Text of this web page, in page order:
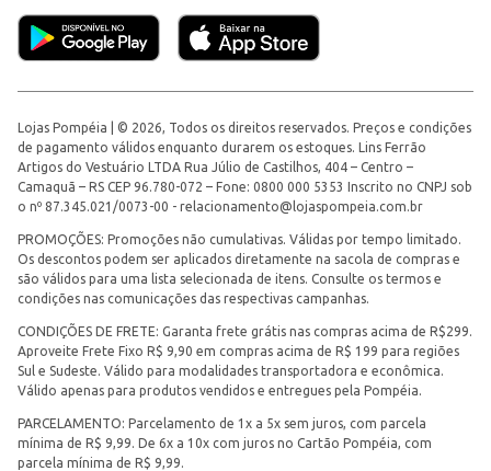
Lojas Pompéia | © 2026, Todos os direitos reservados. Preços e condições
de pagamento válidos enquanto durarem os estoques. Lins Ferrão
Artigos do Vestuário LTDA Rua Júlio de Castilhos, 404 – Centro –
Camaquã – RS CEP 96.780-072 – Fone: 0800 000 5353 Inscrito no CNPJ sob
o nº 87.345.021/0073-00 - relacionamento@lojaspompeia.com.br
PROMOÇÕES: Promoções não cumulativas. Válidas por tempo limitado.
Os descontos podem ser aplicados diretamente na sacola de compras e
são válidos para uma lista selecionada de itens. Consulte os termos e
condições nas comunicações das respectivas campanhas.
CONDIÇÕES DE FRETE: Garanta frete grátis nas compras acima de R$299.
Aproveite Frete Fixo R$ 9,90 em compras acima de R$ 199 para regiões
Sul e Sudeste. Válido para modalidades transportadora e econômica.
Válido apenas para produtos vendidos e entregues pela Pompéia.
PARCELAMENTO: Parcelamento de 1x a 5x sem juros, com parcela
mínima de R$ 9,99. De 6x a 10x com juros no Cartão Pompéia, com
parcela mínima de R$ 9,99.